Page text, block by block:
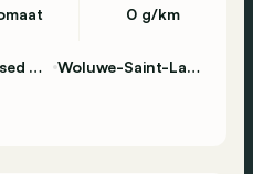
0 g/km
Toyota City Approved Used Woluwe Woluwe-Saint-Lambert